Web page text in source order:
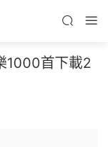
1000首下載2